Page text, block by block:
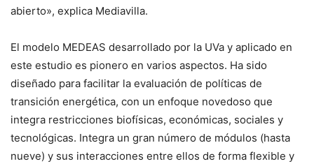
abierto», explica Mediavilla.
El modelo MEDEAS desarrollado por la UVa y aplicado en
este estudio es pionero en varios aspectos. Ha sido
diseñado para facilitar la evaluación de políticas de
transición energética, con un enfoque novedoso que
integra restricciones biofísicas, económicas, sociales y
tecnológicas. Integra un gran número de módulos (hasta
nueve) y sus interacciones entre ellos de forma flexible y